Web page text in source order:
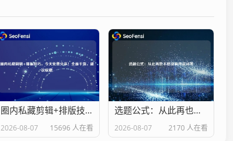
圈内私藏剪辑+排版技巧，今天免费分享！全是干货，建议收藏
2026-08-07 15696 人在看
选题公式：从此再也不愁没有内容可发
2026-08-07 2170 人在看